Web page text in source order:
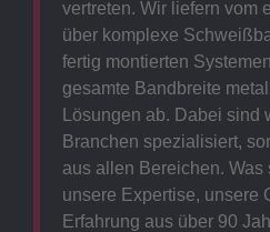
vertreten. Wir liefern vom
über komplexe
fertig montierten
gesamte Bandbreite
Lösungen ab. Dabei sind
Branchen spezialisiert,
aus allen Bereichen. Was
unsere Expertise, unsere
Erfahrung aus über 90